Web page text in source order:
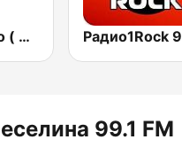
Дарик Радио ( Darik Radio )
99.1 FM